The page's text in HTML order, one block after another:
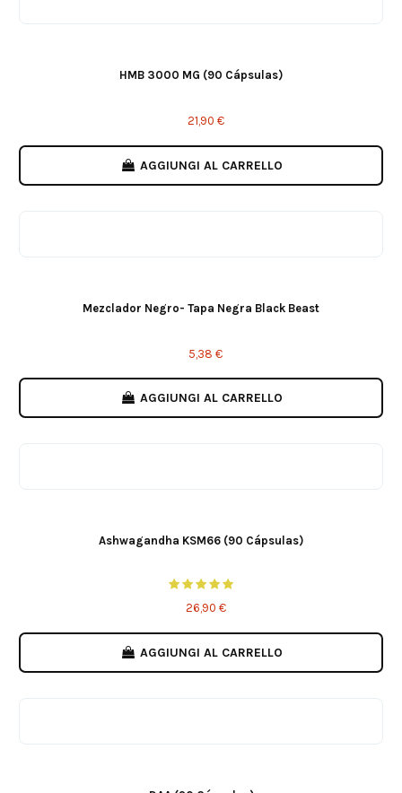
HMB 3000 MG (90 Cápsulas)
21,90 €
AGGIUNGI AL CARRELLO
Mezclador Negro- Tapa Negra Black Beast
5,38 €
AGGIUNGI AL CARRELLO
Ashwagandha KSM66 (90 Cápsulas)
26,90 €
AGGIUNGI AL CARRELLO